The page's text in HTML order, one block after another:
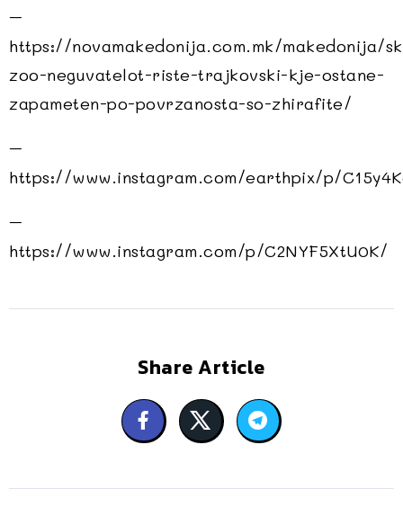
–
https://novamakedonija.com.mk/makedonija/
zoo-neguvatelot-riste-trajkovski-kje-ostane-
zapameten-po-povrzanosta-so-zhirafite/
–
https://www.instagram.com/earthpix/p/
–
https://www.instagram.com/p/C2NYF5XtU0K/
Share Article